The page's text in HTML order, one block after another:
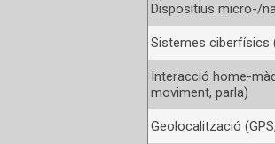
Dispositius micro-/
Sistemes ciberfísics
Interacció home-
moviment, parla)
Geolocalització